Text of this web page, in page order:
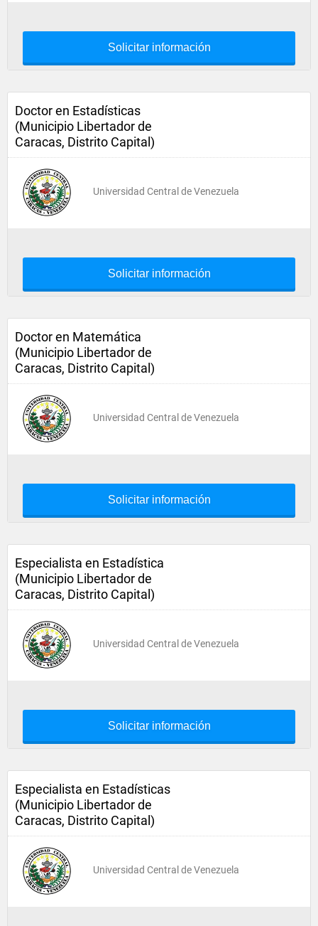
Solicitar información
Doctor en Estadísticas
(Municipio Libertador de
Caracas, Distrito Capital)
Universidad Central de Venezuela
Solicitar información
Doctor en Matemática
(Municipio Libertador de
Caracas, Distrito Capital)
Universidad Central de Venezuela
Solicitar información
Especialista en Estadística
(Municipio Libertador de
Caracas, Distrito Capital)
Universidad Central de Venezuela
Solicitar información
Especialista en Estadísticas
(Municipio Libertador de
Caracas, Distrito Capital)
Universidad Central de Venezuela